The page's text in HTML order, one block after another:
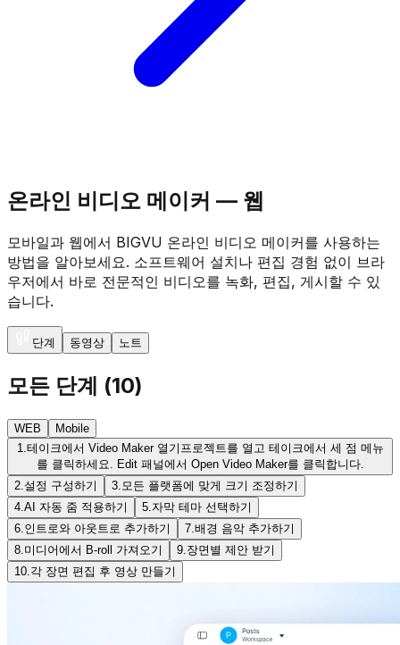
온라인 비디오 메이커 — 웹
모바일과 웹에서 BIGVU 온라인 비디오 메이커를 사용하는
방법을 알아보세요. 소프트웨어 설치나 편집 경험 없이 브라
우저에서 바로 전문적인 비디오를 녹화, 편집, 게시할 수 있
습니다.
단계 동영상 노트
모든 단계 (10)
WEB
Mobile
1. 테이크에서 Video Maker 열기 프로젝트를 열고 테이크에서 세 점 메뉴
를 클릭하세요. Edit 패널에서 Open Video Maker를 클릭합니다.
2. 설정 구성하기 3. 모든 플랫폼에 맞게 크기 조정하기
4. AI 자동 줌 적용하기 5. 자막 테마 선택하기
6. 인트로와 아웃트로 추가하기 7. 배경 음악 추가하기
8. 미디어에서 B-roll 가져오기 9. 장면별 제안 받기
10. 각 장면 편집 후 영상 만들기